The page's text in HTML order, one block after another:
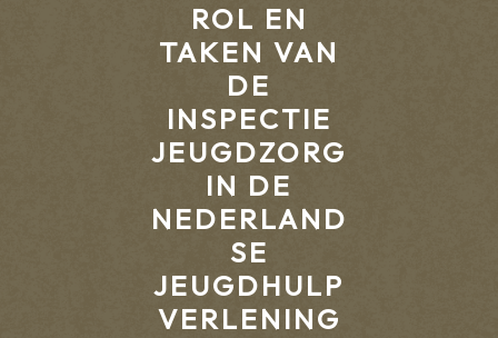
ROL EN
TAKEN VAN
DE
INSPECTIE
JEUGDZORG
IN DE
NEDERLAND
SE
JEUGDHULP
VERLENING